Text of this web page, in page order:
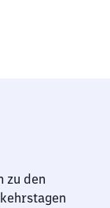
zu den